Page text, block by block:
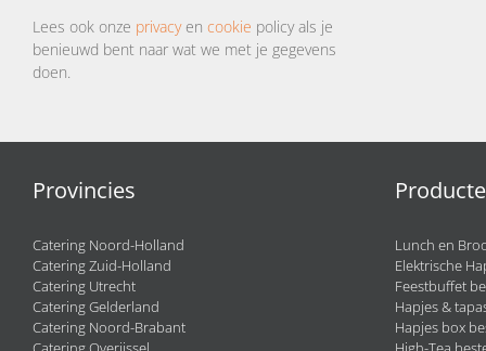
Lees ook onze privacyen cookie policy als je
benieuwd bent naar wat we met je gegevens
doen.
Provincies
Catering Noord-Holland
Catering Zuid-Holland
Catering Utrecht
Catering Gelderland
Catering Noord-Brabant
Lunch en
Elektrische
Feestbuffet
Hapjes &
Hapjes box